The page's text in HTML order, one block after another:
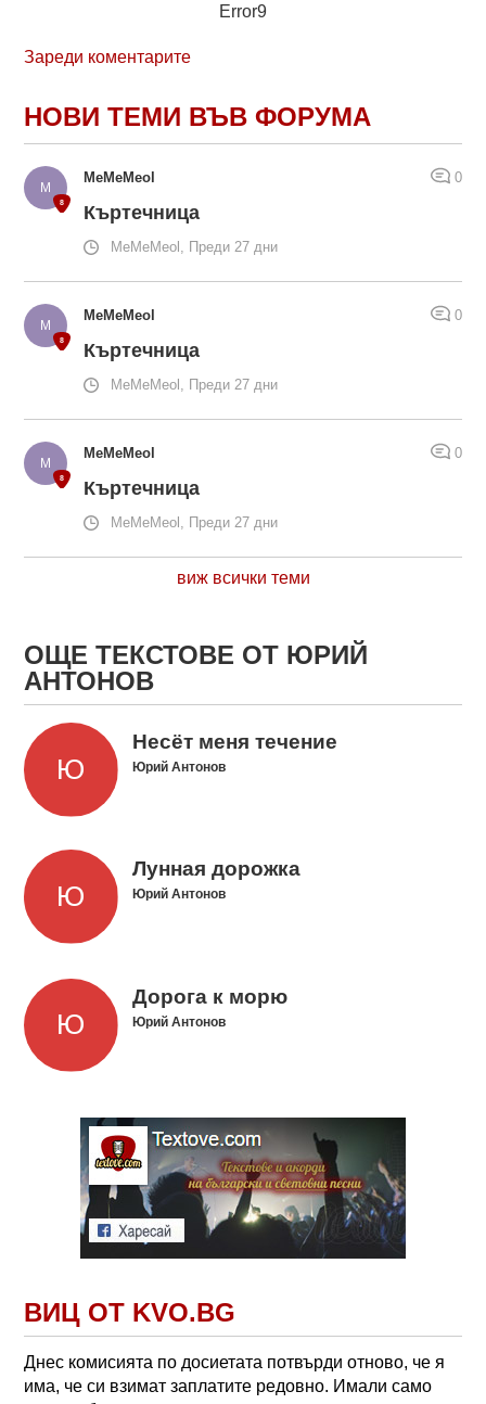
Error9
Зареди коментарите
НОВИ ТЕМИ ВЪВ ФОРУМА
MeMeMeol 0
Къртечница
MeMeMeol, Преди 27 дни
MeMeMeol 0
Къртечница
MeMeMeol, Преди 27 дни
MeMeMeol 0
Къртечница
MeMeMeol, Преди 27 дни
виж всички теми
ОЩЕ ТЕКСТОВЕ ОТ ЮРИЙ
АНТОНОВ
Несёт меня течение
Юрий Антонов
Лунная дорожка
Юрий Антонов
Дорога к морю
Юрий Антонов
ВИЦ ОТ KVO.BG
Днес комисията по досиетата потвърди отново, че я
има, че си взимат заплатите редовно. Имали само